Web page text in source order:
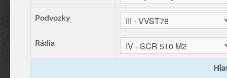
Podvozky
Rádia